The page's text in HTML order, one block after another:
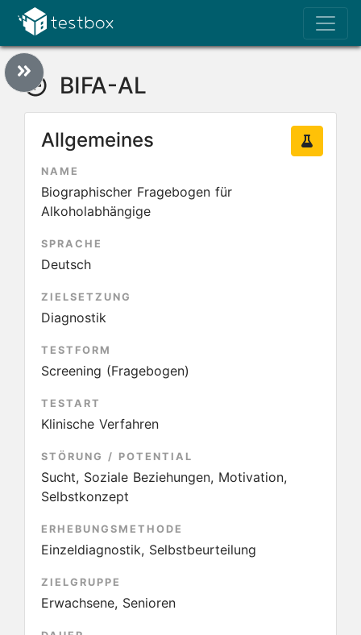
BIFA-AL
Allgemeines
NAME
Biographischer Fragebogen für
Alkoholabhängige
SPRACHE
Deutsch
ZIELSETZUNG
Diagnostik
TESTFORM
Screening (Fragebogen)
TESTART
Klinische Verfahren
STÖRUNG / POTENTIAL
Sucht, Soziale Beziehungen, Motivation,
Selbstkonzept
ERHEBUNGSMETHODE
Einzeldiagnostik, Selbstbeurteilung
ZIELGRUPPE
Erwachsene, Senioren